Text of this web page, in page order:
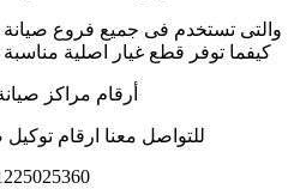
والتى تستخدم فى جميع فروع
كيفما توفر قطع غيار اصلية
أرقام مراكز
للتواصل معنا ارقام